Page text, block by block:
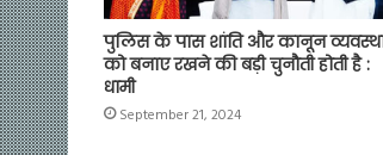
पुलिस के पास शांति और कानून
को बनाए रखने की बड़ी चुनौती होती है :
धामी
September 21, 2024